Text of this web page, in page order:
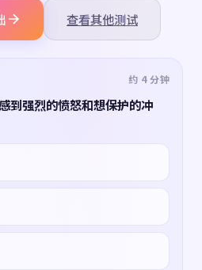
查看其他测试
约 4 分钟
到强烈的愤怒和想保护的冲